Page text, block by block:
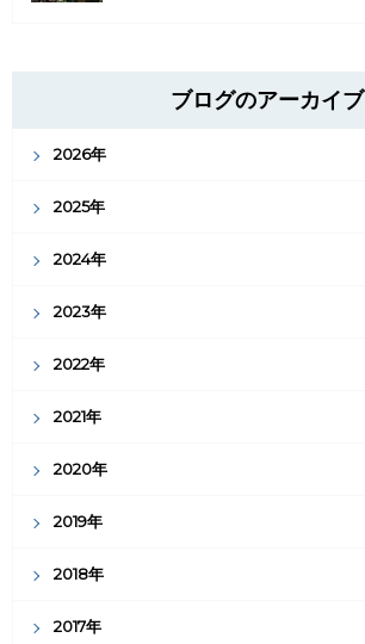
ブログのアーカイブ
2026年
2025年
2024年
2023年
2022年
2021年
2020年
2019年
2018年
2017年